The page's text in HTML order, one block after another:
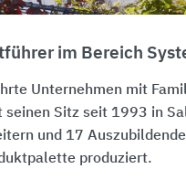
im Bereich
Unternehmen mit
seinen Sitz seit 1993 in
und 17
produziert.